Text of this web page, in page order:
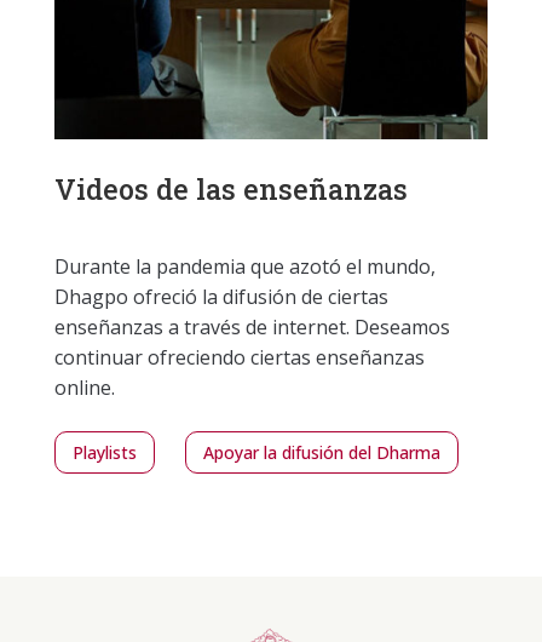
Videos de las enseñanzas
Durante la pandemia que azotó el mundo,
Dhagpo ofreció la difusión de ciertas
enseñanzas a través de internet. Deseamos
continuar ofreciendo ciertas enseñanzas
online.
Playlists Apoyar la difusión del Dharma